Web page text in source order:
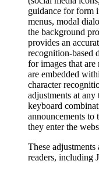
guidance for form
menus, modal
the background
provides an
recognition-based
for images that
are embedded
character
adjustments at any
keyboard
announcements to
they enter the
These
readers, including